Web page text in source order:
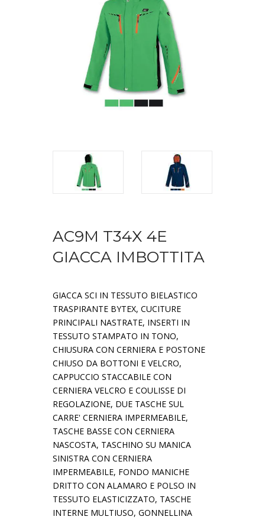
AC9M T34X 4E
GIACCA IMBOTTITA
GIACCA SCI IN TESSUTO BIELASTICO
TRASPIRANTE BYTEX, CUCITURE
PRINCIPALI NASTRATE, INSERTI IN
TESSUTO STAMPATO IN TONO,
CHIUSURA CON CERNIERA E POSTONE
CHIUSO DA BOTTONI E VELCRO,
CAPPUCCIO STACCABILE CON
CERNIERA VELCRO E COULISSE DI
REGOLAZIONE, DUE TASCHE SUL
CARRE' CERNIERA IMPERMEABILE,
TASCHE BASSE CON CERNIERA
NASCOSTA, TASCHINO SU MANICA
SINISTRA CON CERNIERA
IMPERMEABILE, FONDO MANICHE
DRITTO CON ALAMARO E POLSO IN
TESSUTO ELASTICIZZATO, TASCHE
INTERNE MULTIUSO, GONNELLINA